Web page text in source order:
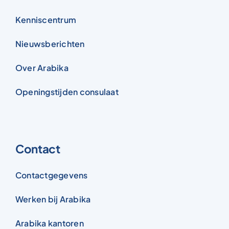
Nieuwsberichten
Over Arabika
Openingstijden consulaat
Contactgegevens
Werken bij Arabika
Arabika kantoren
Nederlands